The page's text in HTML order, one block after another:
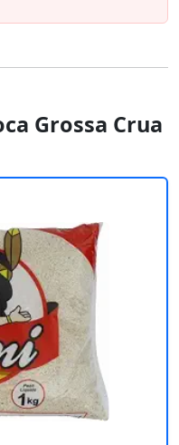
Grossa Crua